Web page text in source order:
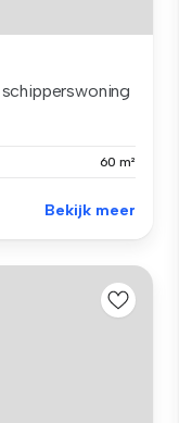
60 m²
Bekijk meer